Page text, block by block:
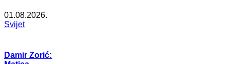
01.08.2026.
Svijet
Damir Zorić: